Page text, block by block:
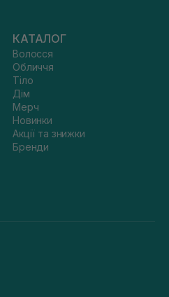
КАТАЛОГ
Волосся
Обличчя
Тіло
Дім
Мерч
Новинки
Акції та знижки
Бренди